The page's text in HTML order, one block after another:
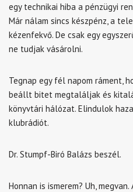
egy technikai hiba a pénzügyi
Már nálam sincs készpénz, a
kézenfekvő. De csak egy
ne tudjak vásárolni.
Tegnap egy fél napom ráment,
beállt bitet megtaláljak és
könyvtári hálózat. Elindulok
klubrádiót.
Dr. Stumpf-Biró Balázs beszél.
Honnan is ismerem? Uh,